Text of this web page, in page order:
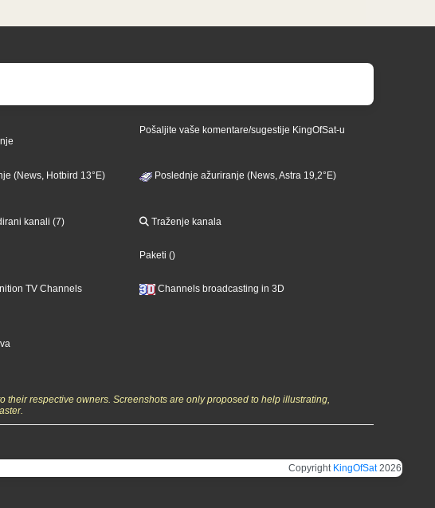
Pošaljite vaše komentare/sugestije KingOfSat-u
(News, Hotbird 13°E) Poslednje ažuriranje (News, Astra 19,2°E)
kanali (7) Traženje kanala
Paketi ()
TV Channels Channels broadcasting in 3D
respective owners. Screenshots are only proposed to help illustrating,
Copyright KingOfSat2026